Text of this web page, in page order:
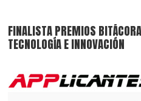
FINALISTA PREMIOS
TECNOLOGÍA E INNOVACIÓN